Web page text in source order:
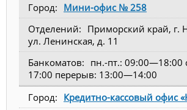
Мини-офис № 258
Приморский край, г.
ул. Ленинская, д. 11
пн.-пт.: 09:00—18:00
17:00 перерыв: 13:00—14:00
Кредитно-кассовый офис